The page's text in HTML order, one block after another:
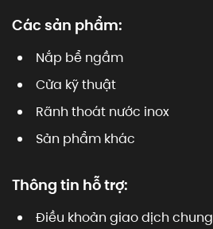
Các sản phẩm:
Nắp bể ngầm
Cửa kỹ thuật
Rãnh thoát nước inox
Sản phẩm khác
Thông tin hỗ trợ:
Điều khoản giao dịch chung